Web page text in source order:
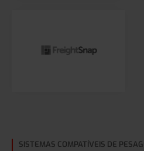
SISTEMAS COMPATÍVEIS DE